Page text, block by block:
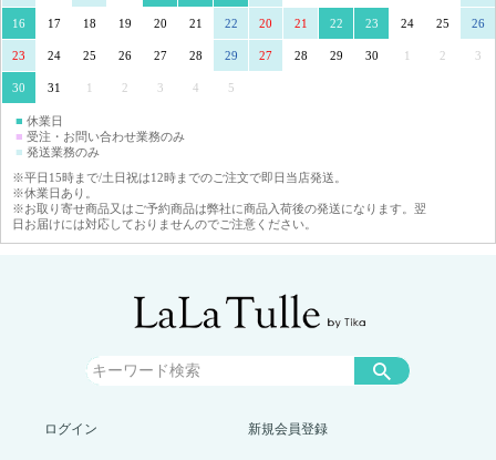
16 17 18 19 20 21 22
23 24 25 26 27 28 29
30 31 1 2 3 4 5
20 21 22 23 24 25 26
27 28 29 30 1 2 3
■ 休業日
■ 受注・お問い合わせ業務のみ
■ 発送業務のみ
※平日15時まで/土日祝は12時までのご注文で即日当店発送。
※休業日あり。
※お取り寄せ商品又はご予約商品は弊社に商品入荷後の発送になります。翌
日お届けには対応しておりませんのでご注意ください。
ログイン 新規会員登録